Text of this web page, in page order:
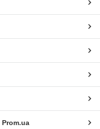
Prom.ua